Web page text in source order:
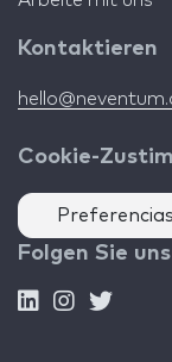
Kontaktieren
Cookie-
Folgen Sie uns